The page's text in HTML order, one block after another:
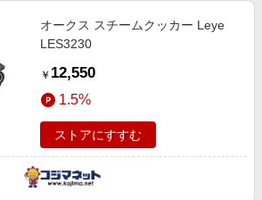
オークス スチームクッカー Leye
LES3230
￥ 12,550
1.5%
ストアにすすむ